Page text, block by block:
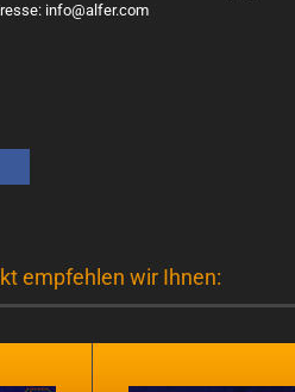
info@alfer.com
empfehlen wir Ihnen: